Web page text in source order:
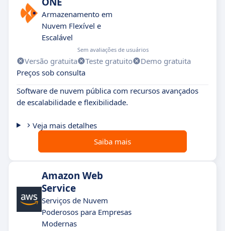
Armazenamento em
Nuvem Flexível e
Escalável
Sem avaliações de usuários
Versão gratuita Teste gratuito
Demo gratuita
Preços sob consulta
Software de nuvem pública com recursos avançados
de escalabilidade e flexibilidade.
Veja mais detalhes
Saiba mais
Amazon Web
Service
Serviços de Nuvem
Poderosos para Empresas
Modernas